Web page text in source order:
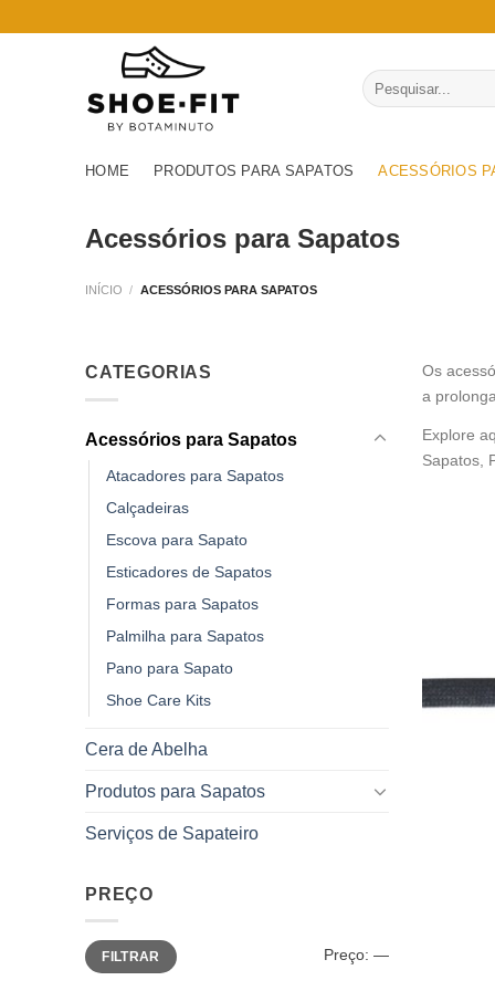
Pesquisar
por:
HOME PRODUTOS PARA SAPATOS ACESSÓRIOS
Acessórios para Sapatos
INÍCIO / ACESSÓRIOS PARA SAPATOS
CATEGORIAS
Acessórios para Sapatos
Atacadores para Sapatos
Calçadeiras
Escova para Sapato
Esticadores de Sapatos
Formas para Sapatos
Palmilha para Sapatos
Pano para Sapato
Shoe Care Kits
Cera de Abelha
Produtos para Sapatos
Serviços de Sapateiro
PREÇO
Preço
mínimo
Preço
máximo
FILTRAR Preço: —
Os
a
Explore
Sapatos,